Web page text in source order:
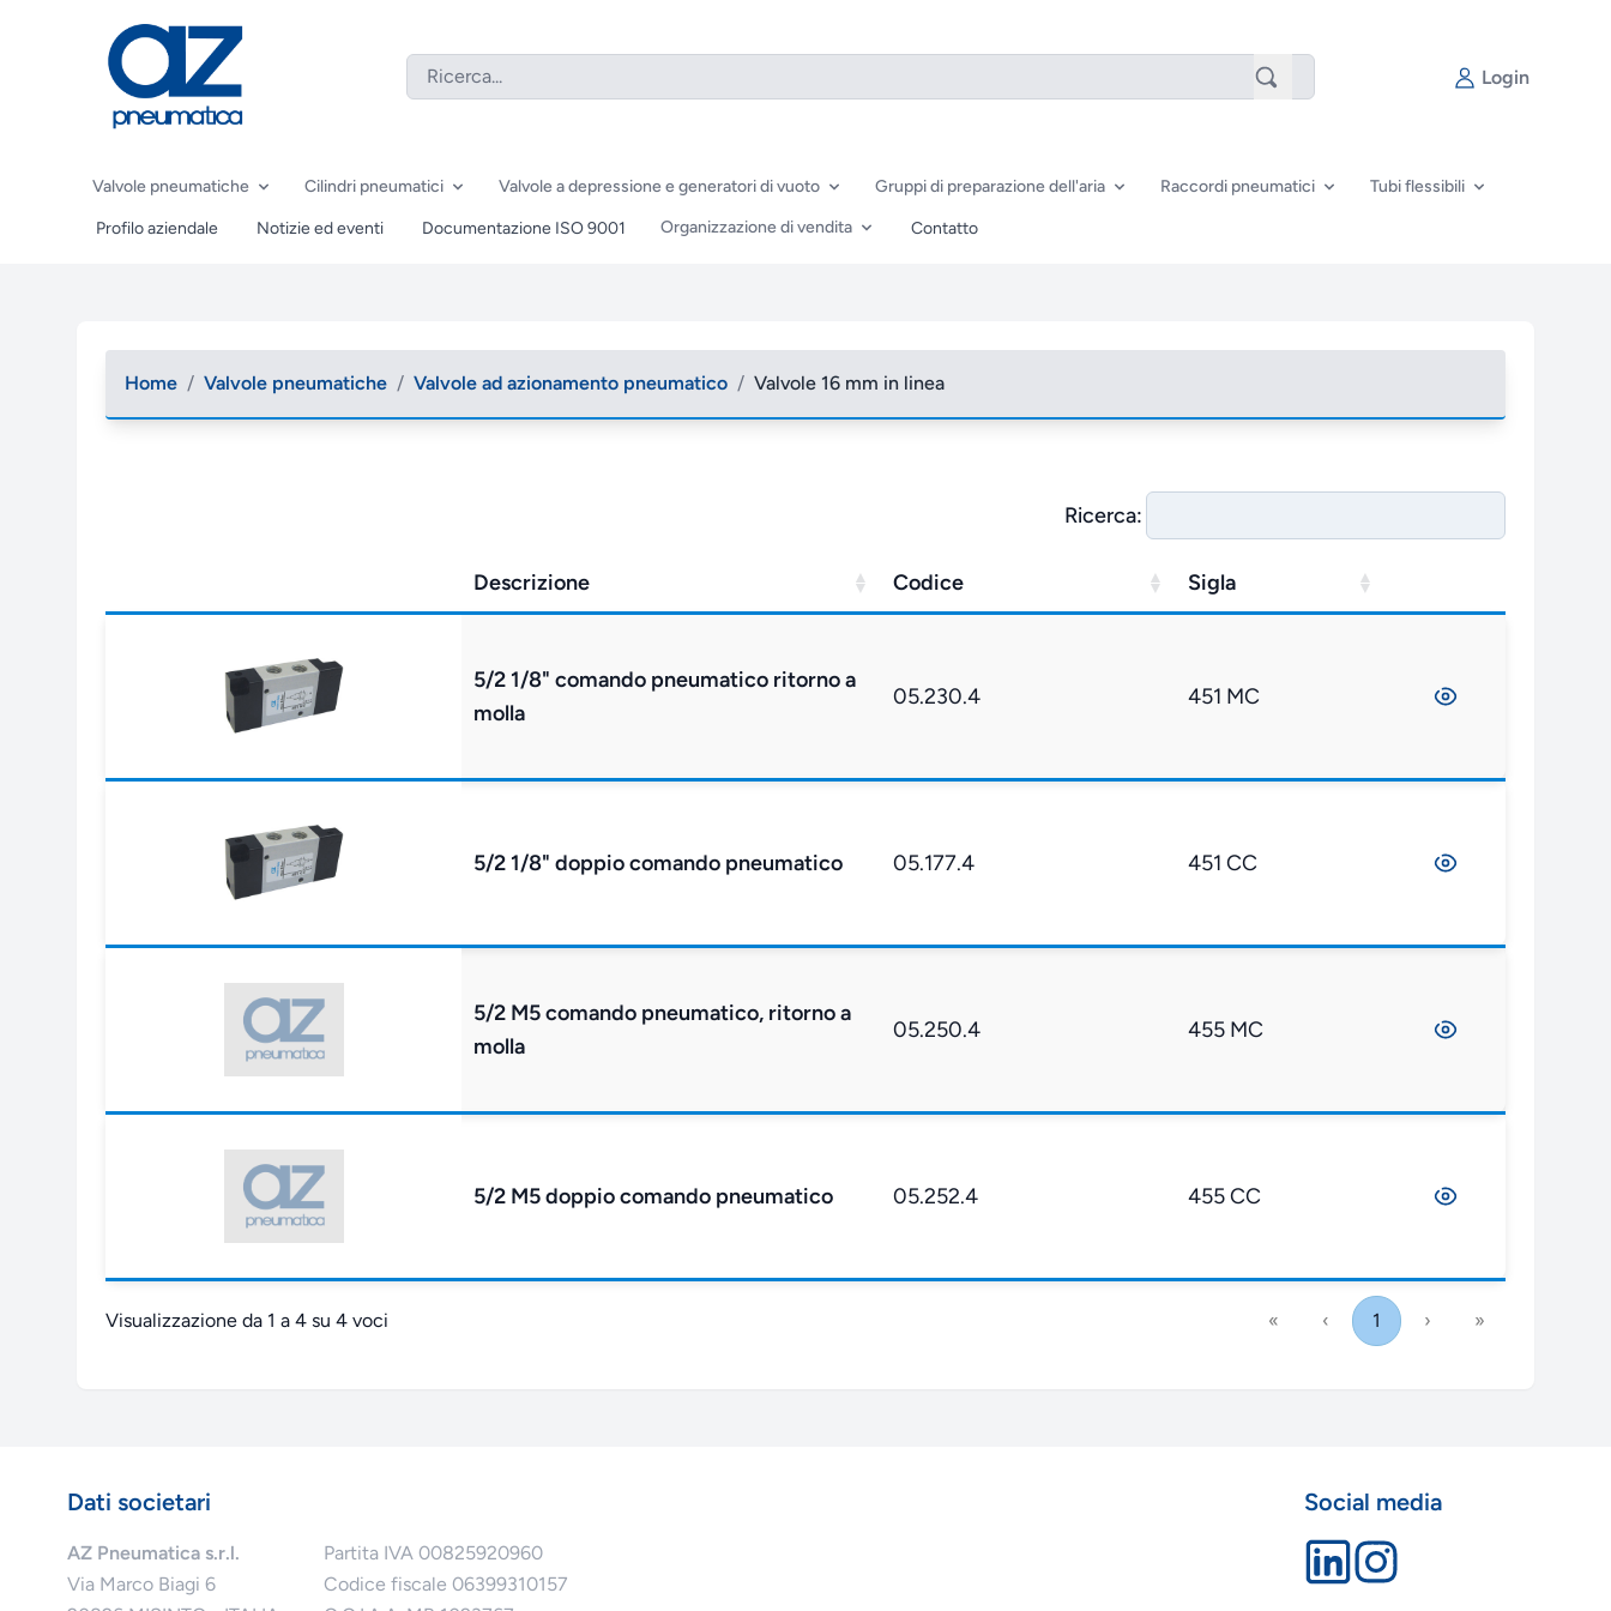
Login
Valvole pneumatiche Cilindri pneumatici Valvole a depressione e generatori di vuoto Gruppi di preparazione dell'aria Raccordi pneumatici Tubi flessibili
Profilo aziendale Notizie ed eventi Documentazione ISO 9001 Organizzazione di vendita Contatto
Home / Valvole pneumatiche / Valvole ad azionamento pneumatico / Valvole 16 mm in linea
Ricerca:
Descrizione Codice Sigla
5/2 1/8" comando pneumatico ritorno a
molla
05.230.4 451 MC
5/2 1/8" doppio comando pneumatico 05.177.4 451 CC
5/2 M5 comando pneumatico, ritorno a
molla
05.250.4 455 MC
5/2 M5 doppio comando pneumatico 05.252.4 455 CC
Visualizzazione da 1 a 4 su 4 voci « ‹ 1 › »
Dati societari
AZ Pneumatica s.r.l.
Via Marco Biagi 6
Partita IVA 00825920960
Codice fiscale 06399310157
Social media